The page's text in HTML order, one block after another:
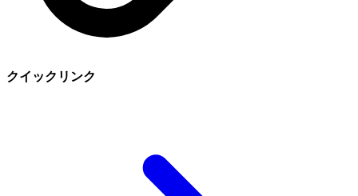
クイックリンク